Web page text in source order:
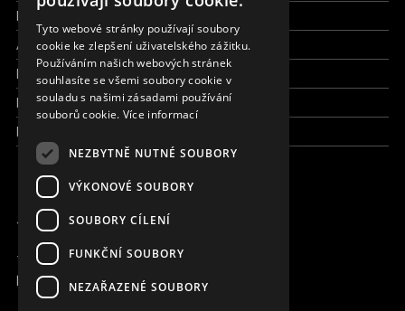
Pracujte s námi
Aktuálně
Kdo jsme
Kde pracujeme
Kontaktujte nás
JSME ONLINE
+420 736 416 505
kancelar@magna.org
CZECH
Tyto webové stránky používají soubory
cookie ke zlepšení uživatelského zážitku.
Používáním našich webových stránek
souhlasíte se všemi soubory cookie v
souladu s našimi zásadami používání
souborů cookie. Více informací
NEZBYTNĚ NUTNÉ SOUBORY
VÝKONOVÉ SOUBORY
SOUBORY CÍLENÍ
FUNKČNÍ SOUBORY
NEZAŘAZENÉ SOUBORY